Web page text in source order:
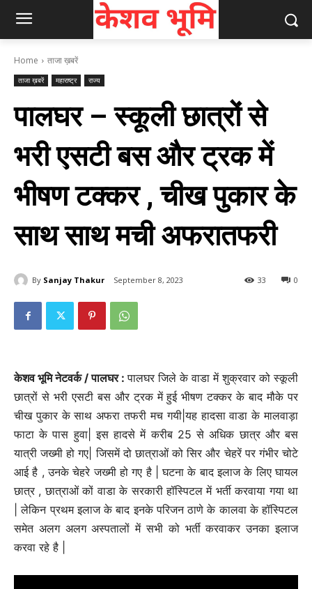
Home ताजा ख़बरें
ताजा ख़बरें महाराष्ट्र राज्य
पालघर – स्कूली छात्रों से
भरी एसटी बस और ट्रक में
भीषण टक्कर , चीख पुकार के
साथ साथ मची अफरातफरी
By Sanjay Thakur September 8, 2023 0
33
केशव भूमि नेटवर्क / पालघर :पालघर जिले के वाडा में शुक्रवार को स्कूली
छात्रों से भरी एसटी बस और ट्रक में हुई भीषण टक्कर के बाद मौके पर
चीख पुकार के साथ अफरा तफरी मच गयी|यह हादसा वाडा के मालवाड़ा
फाटा के पास हुवा| इस हादसे में करीब 25 से अधिक छात्र और बस
यात्री जख्मी हो गए| जिसमें दो छात्राओं को सिर और चेहरें पर गंभीर चोटे
आई है , उनके चेहरे जख्मी हो गए है | घटना के बाद इलाज के लिए घायल
छात्र , छात्राओं कों वाडा के सरकारी हॉस्पिटल में भर्ती करवाया गया था
| लेकिन प्रथम इलाज के बाद इनके परिजन ठाणे के कालवा के हॉस्पिटल
समेत अलग अलग अस्पतालों में सभी को भर्ती करवाकर उनका इलाज
करवा रहे है |